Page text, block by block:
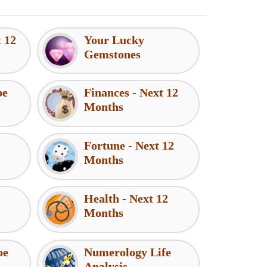
12
Your Lucky
Gemstones
Finances - Next 12
Months
Fortune - Next 12
Months
Health - Next 12
Months
Numerology Life